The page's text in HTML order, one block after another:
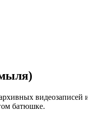
видеозаписей
батюшке.